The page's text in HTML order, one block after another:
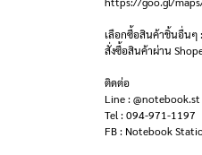
เลือกซื้อสินค้าชิ้นอื่น
สั่งซื้อสินค้าผ่าน
ติดต่อ
Line :
Tel : 094-971-1197
FB : Notebook